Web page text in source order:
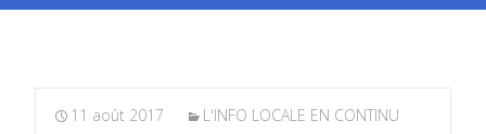
11 août 2017 L'INFO LOCALE EN CONTINU